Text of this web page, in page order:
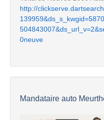
http://
0neuve
Mandataire auto